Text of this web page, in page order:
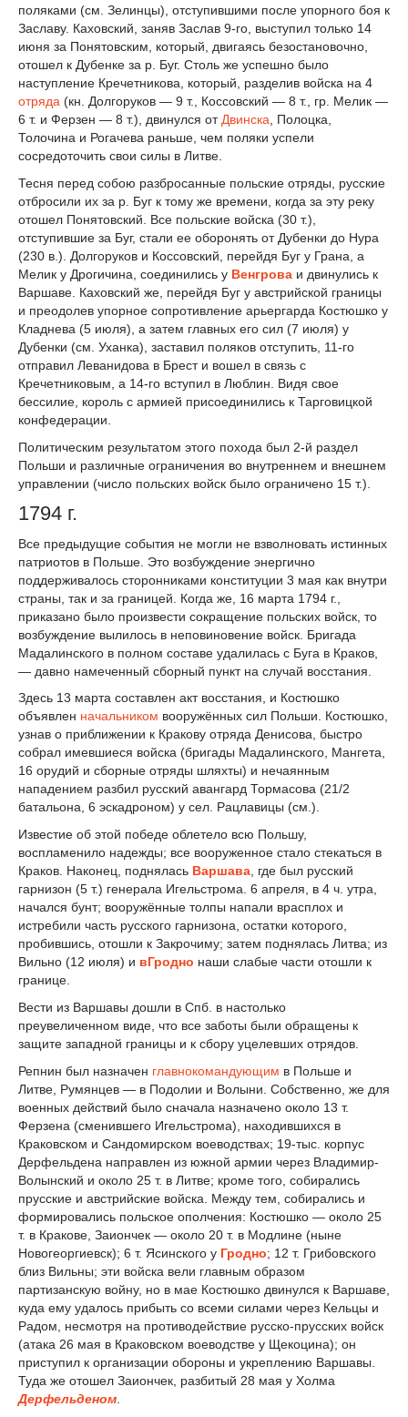
поляками (см. Зелинцы), отступившими после упорного боя к
Заславу. Каховский, заняв Заслав 9-го, выступил только 14
июня за Понятовским, который, двигаясь безостановочно,
отошел к Дубенке за р. Буг. Столь же успешно было
наступление Кречетникова, который, разделив войска на 4
отряда (кн. Долгоруков — 9 т., Коссовский — 8 т., гр. Мелик —
6 т. и Ферзен — 8 т.), двинулся отДвинска, Полоцка,
Толочина и Рогачева раньше, чем поляки успели
сосредоточить свои силы в Литве.
Тесня перед собою разбросанные польские отряды, русские
отбросили их за р. Буг к тому же времени, когда за эту реку
отошел Понятовский. Все польские войска (30 т.),
отступившие за Буг, стали ее оборонять от Дубенки до Нура
(230 в.). Долгоруков и Коссовский, перейдя Буг у Грана, а
Мелик у Дрогичина, соединились у Венгрова и двинулись к
Варшаве. Каховский же, перейдя Буг у австрийской границы
и преодолев упорное сопротивление арьергарда Костюшко у
Кладнева (5 июля), а затем главных его сил (7 июля) у
Дубенки (см. Уханка), заставил поляков отступить, 11-го
отправил Леванидова в Брест и вошел в связь с
Кречетниковым, а 14-го вступил в Люблин. Видя свое
бессилие, король с армией присоединились к Тарговицкой
конфедерации.
Политическим результатом этого похода был 2-й раздел
Польши и различные ограничения во внутреннем и внешнем
управлении (число польских войск было ограничено 15 т.).
1794 г.
Все предыдущие события не могли не взволновать истинных
патриотов в Польше. Это возбуждение энергично
поддерживалось сторонниками конституции 3 мая как внутри
страны, так и за границей. Когда же, 16 марта 1794 г.,
приказано было произвести сокращение польских войск, то
возбуждение вылилось в неповиновение войск. Бригада
Мадалинского в полном составе удалилась с Буга в Краков,
— давно намеченный сборный пункт на случай восстания.
Здесь 13 марта составлен акт восстания, и Костюшко
объявлен начальником вооружённых сил Польши. Костюшко,
узнав о приближении к Кракову отряда Денисова, быстро
собрал имевшиеся войска (бригады Мадалинского, Мангета,
16 орудий и сборные отряды шляхты) и нечаянным
нападением разбил русский авангард Тормасова (21/2
батальона, 6 эскадроном) у сел. Рацлавицы (см.).
Известие об этой победе облетело всю Польшу,
воспламенило надежды; все вооруженное стало стекаться в
Краков. Наконец, поднялась Варшава , где был русский
гарнизон (5 т.) генерала Игельстрома. 6 апреля, в 4 ч. утра,
начался бунт; вооружённые толпы напали врасплох и
истребили часть русского гарнизона, остатки которого,
пробившись, отошли к Закрочиму; затем поднялась Литва; из
Вильно (12 июля) и вГродно наши слабые части отошли к
границе.
Вести из Варшавы дошли в Спб. в настолько
преувеличенном виде, что все заботы были обращены к
защите западной границы и к сбору уцелевших отрядов.
Репнин был назначен главнокомандующим в Польше и
Литве, Румянцев — в Подолии и Волыни. Собственно, же для
военных действий было сначала назначено около 13 т.
Ферзена (сменившего Игельстрома), находившихся в
Краковском и Сандомирском воеводствах; 19-тыс. корпус
Дерфельдена направлен из южной армии через Владимир-
Волынский и около 25 т. в Литве; кроме того, собирались
прусские и австрийские войска. Между тем, собирались и
формировались польское ополчения: Костюшко — около 25
т. в Кракове, Заиончек — около 20 т. в Модлине (ныне
Новогеоргиевск); 6 т. Ясинского у Гродно; 12 т. Грибовского
близ Вильны; эти войска вели главным образом
партизанскую войну, но в мае Костюшко двинулся к Варшаве,
куда ему удалось прибыть со всеми силами через Кельцы и
Радом, несмотря на противодействие русско-прусских войск
(атака 26 мая в Краковском воеводстве у Щекоцина); он
приступил к организации обороны и укреплению Варшавы.
Туда же отошел Заиончек, разбитый 28 мая у Холма
Дерфельденом